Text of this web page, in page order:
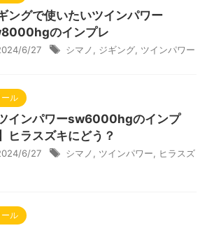
ングで使いたいツインパワー
のインプレ
6/27 シマノ ジギング ツインパワー
ール
ツインパワーsw6000hgのインプ
ヒラスズキにどう？
6/27 シマノ ツインパワー
ヒラスズ
ール